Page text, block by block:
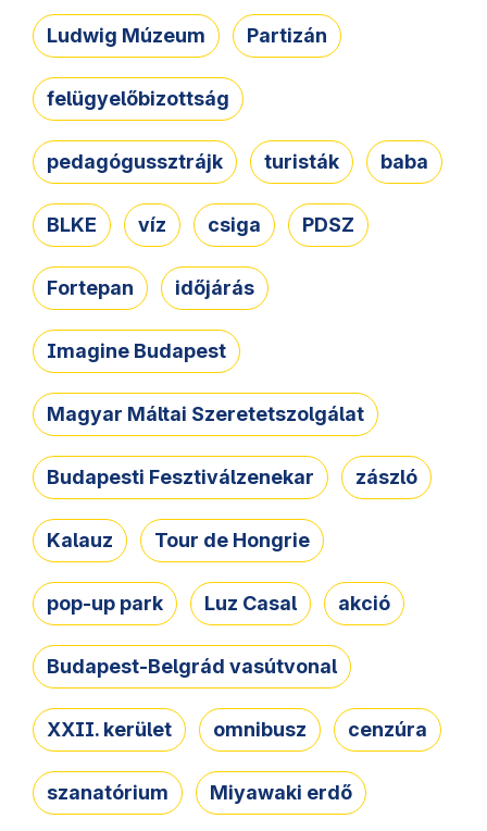
Ludwig Múzeum Partizán
felügyelőbizottság
pedagógussztrájk turisták baba
BLKE víz csiga PDSZ
Fortepan időjárás
Imagine Budapest
Magyar Máltai Szeretetszolgálat
Budapesti Fesztiválzenekar zászló
Kalauz Tour de Hongrie
pop-up park Luz Casal akció
Budapest-Belgrád vasútvonal
XXII. kerület omnibusz cenzúra
szanatórium Miyawaki erdő